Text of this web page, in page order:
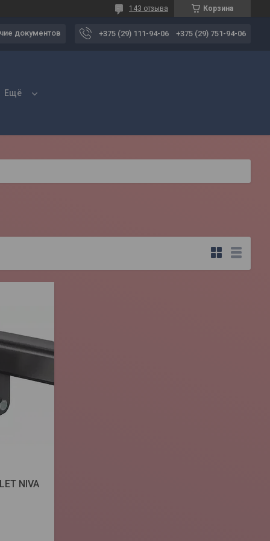
Корзина
143 отзыва
документов +375 (29) 111-94-06 +375 (29) 751-94-06
Ещё
NIVA